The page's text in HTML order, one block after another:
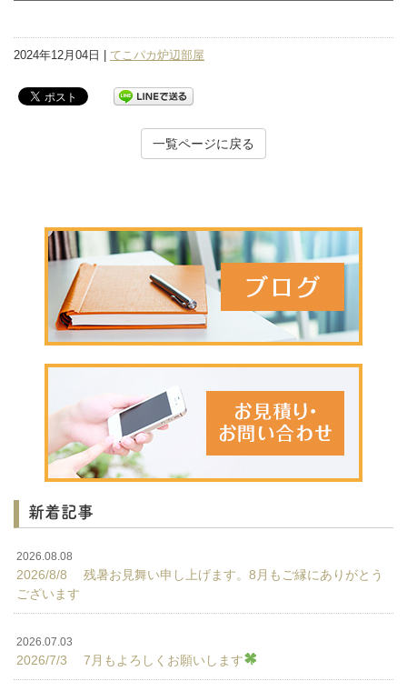
2024年12月04日 | てこパカ炉辺部屋
一覧ページに戻る
新着記事
2026.08.08
2026/8/8 残暑お見舞い申し上げます。8月もご縁にありがとう
ございます
2026.07.03
2026/7/3 7月もよろしくお願いします